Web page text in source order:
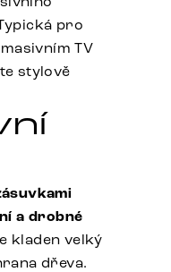
pro
masivním TV
stylově
a drobné
kladen velký
dřeva.